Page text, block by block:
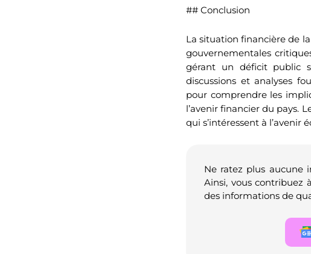
## Conclusion
La situation financière de
gouvernementales
gérant un déficit public
discussions et analyses
pour comprendre les
l’avenir financier du pays.
qui s’intéressent à l’avenir
Ne ratez plus aucune
Ainsi, vous contribuez
des informations de